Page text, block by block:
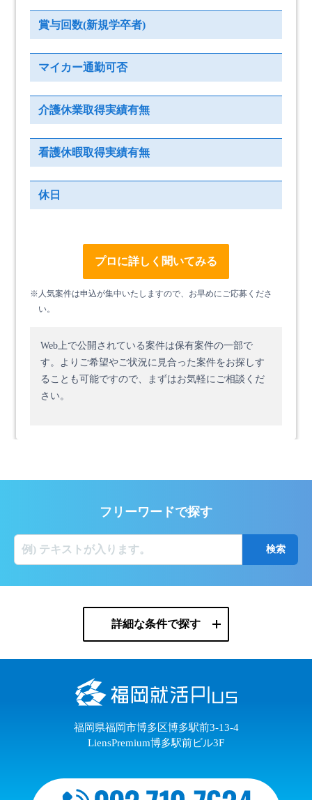
賞与回数(新規学卒者)
マイカー通勤可否
介護休業取得実績有無
看護休暇取得実績有無
休日
プロに詳しく聞いてみる
※人気案件は申込が集中いたしますので、お早めにご応募くださ
い。
Web上で公開されている案件は保有案件の一部で
す。 よりご希望やご状況に見合った案件をお探しす
ることも可能ですので、まずはお気軽にご相談くだ
さい。
フリーワードで探す
詳細な条件で探す
福岡県福岡市博多区博多駅前3-13-4
LiensPremium博多駅前ビル3F